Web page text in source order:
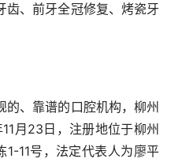
齿、前牙全冠修复、烤瓷牙
、靠谱的口腔机构，柳州
月23日，注册地位于柳州
11号，法定代表人为廖平